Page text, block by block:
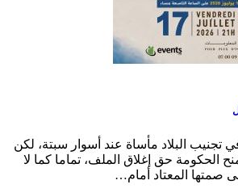
تجنيب البلاد مأساة عند أسوار سبتة، لكن
الحكومة حق إغلاق الملف، تماما كما لا
صمتها المعتاد أمام…